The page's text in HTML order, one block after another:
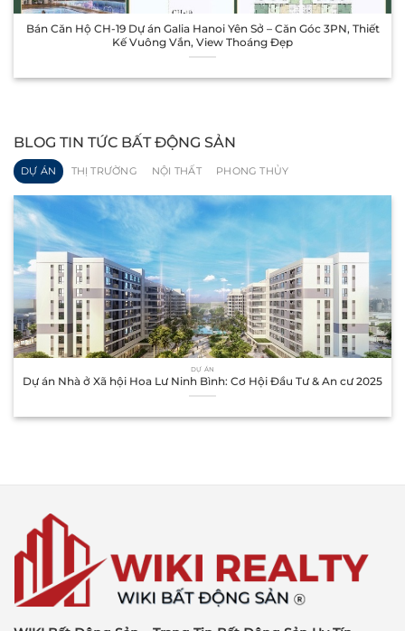
Bán Căn Hộ CH-19 Dự án Galia Hanoi Yên Sở – Căn Góc 3PN, Thiết
Kế Vuông Vắn, View Thoáng Đẹp
BLOG TIN TỨC BẤT ĐỘNG SẢN
DỰ ÁN THỊ TRƯỜNG NỘI THẤT PHONG THỦY
DỰ ÁN
Dự án Nhà ở Xã hội Hoa Lư Ninh Bình: Cơ Hội Đầu Tư & An cư 2025